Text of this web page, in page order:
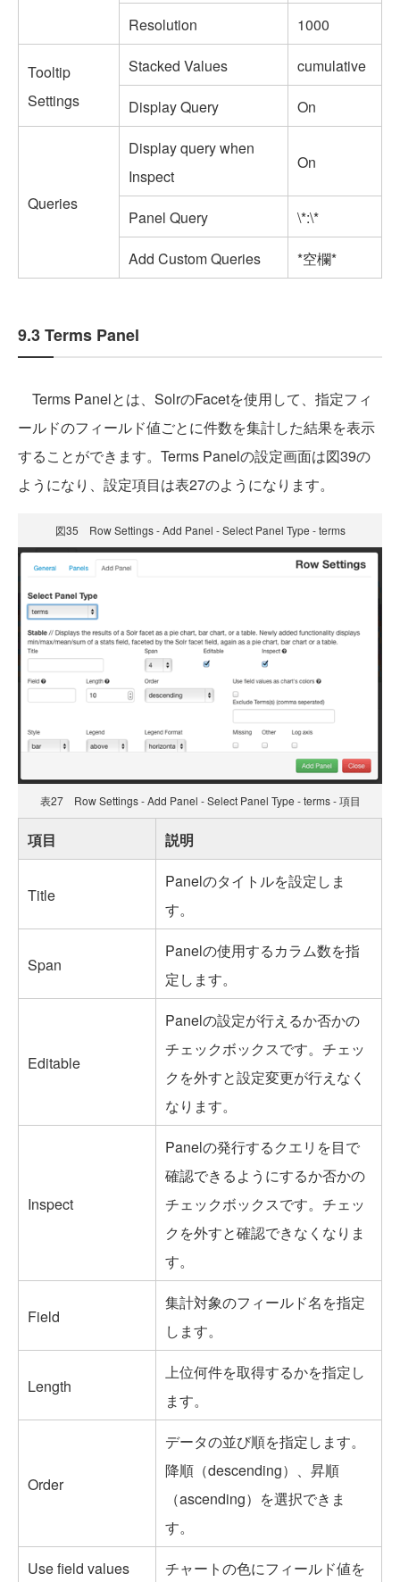
Resolution
1000
Tooltip
Settings
Stacked Values
cumulative
Display Query
On
Queries
Display query when
Inspect
On
Panel Query
\*:\*
Add Custom Queries
*空欄*
9.3 Terms Panel
Terms Panelとは、SolrのFacetを使用して、指定フィ
ールドのフィールド値ごとに件数を集計した結果を表示
することができます。Terms Panelの設定画面は図39の
ようになり、設定項目は表27のようになります。
図35 Row Settings - Add Panel - Select Panel Type - terms
表27 Row Settings - Add Panel - Select Panel Type - terms - 項目
項目 説明
Title
Panelのタイトルを設定しま
す。
Span
Panelの使用するカラム数を指
定します。
Editable
Panelの設定が行えるか否かの
チェックボックスです。チェッ
クを外すと設定変更が行えなく
なります。
Inspect
Panelの発行するクエリを目で
確認できるようにするか否かの
チェックボックスです。チェッ
クを外すと確認できなくなりま
す。
Field
集計対象のフィールド名を指定
します。
Length
上位何件を取得するかを指定し
ます。
Order
データの並び順を指定します。
降順（descending）、昇順
（ascending）を選択できま
す。
Use field values
チャートの色にフィールド値を